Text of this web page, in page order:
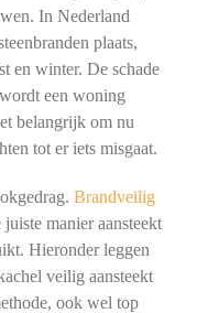
In Nederland
plaats,
en winter. De schade
een woning
belangrijk om nu
tot er iets misgaat.
Brandveilig
manier aansteekt
Hieronder leggen
veilig aansteekt
ook wel top